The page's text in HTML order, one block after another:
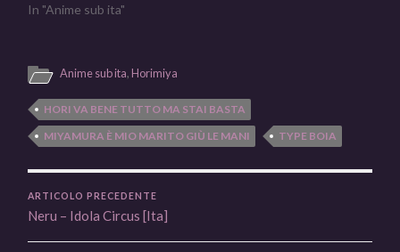
In "Anime sub ita"
Anime sub ita,Horimiya
HORI VA BENE TUTTO MA STAI BASTA
MIYAMURA È MIO MARITO GIÙ LE MANI
TYPE BOIA
ARTICOLO PRECEDENTE
Neru – Idola Circus [Ita]